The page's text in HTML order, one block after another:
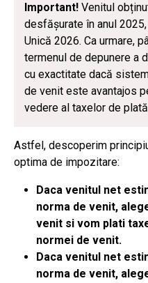
Important! Venitul
desfășurate în anul
Unică 2026. Ca urmare,
termenul de depunere a
cu exactitate dacă
de venit este avantajos
vedere al taxelor de
Astfel, descoperim
optima de impozitare:
Daca venitul net
norma de venit,
venit si vom plati
normei de venit.
Daca venitul net
norma de venit,